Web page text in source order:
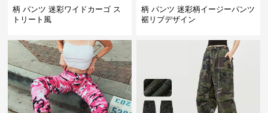
柄 パンツ 迷彩ワイドカーゴ ス
トリート風
柄 パンツ 迷彩柄イージーパンツ
裾リブデザイン